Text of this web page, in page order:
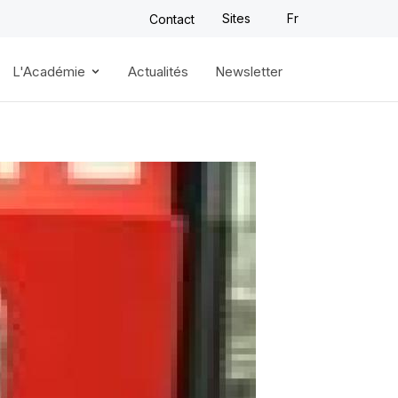
Contact Sites Fr
L'Académie Actualités Newsletter